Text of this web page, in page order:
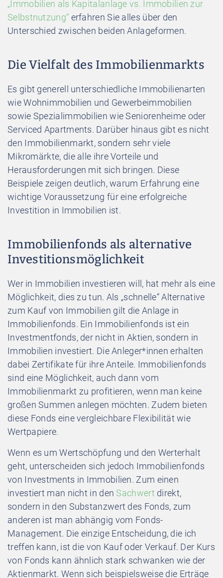
„Immobilien als Kapitalanlage vs. Immobilien zur
Selbstnutzung“ erfahren Sie alles über den
Unterschied zwischen beiden Anlageformen.
Die Vielfalt des Immobilienmarkts
Es gibt generell unterschiedliche Immobilienarten
wie Wohnimmobilien und Gewerbeimmobilien
sowie Spezialimmobilien wie Seniorenheime oder
Serviced Apartments. Darüber hinaus gibt es nicht
den Immobilienmarkt, sondern sehr viele
Mikromärkte, die alle ihre Vorteile und
Herausforderungen mit sich bringen. Diese
Beispiele zeigen deutlich, warum Erfahrung eine
wichtige Voraussetzung für eine erfolgreiche
Investition in Immobilien ist.
Immobilienfonds als alternative
Investitionsmöglichkeit
Wer in Immobilien investieren will, hat mehr als eine
Möglichkeit, dies zu tun. Als „schnelle“ Alternative
zum Kauf von Immobilien gilt die Anlage in
Immobilienfonds. Ein Immobilienfonds ist ein
Investmentfonds, der nicht in Aktien, sondern in
Immobilien investiert. Die Anleger*innen erhalten
dabei Zertifikate für ihre Anteile. Immobilienfonds
sind eine Möglichkeit, auch dann vom
Immobilienmarkt zu profitieren, wenn man keine
großen Summen anlegen möchten. Zudem bieten
diese Fonds eine vergleichbare Flexibilität wie
Wertpapiere.
Wenn es um Wertschöpfung und den Werterhalt
geht, unterscheiden sich jedoch Immobilienfonds
von Investments in Immobilien. Zum einen
investiert man nicht in den Sachwert direkt,
sondern in den Substanzwert des Fonds, zum
anderen ist man abhängig vom Fonds-
Management. Die einzige Entscheidung, die ich
treffen kann, ist die von Kauf oder Verkauf. Der Kurs
von Fonds kann ähnlich stark schwanken wie der
Aktienmarkt. Wenn sich beispielsweise die Erträge